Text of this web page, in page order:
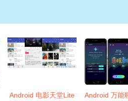
Android 电影天堂Lite
Android 万能